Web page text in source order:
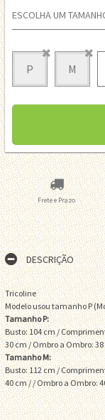
ESCOLHA UM
P M
Frete e Prazo
DESCRIÇÃO
Tricoline
Modelo usou tamanho P
Tamanho P:
Busto: 104 cm /
30 cm / Ombro a Ombro:
Tamanho M:
Busto: 112 cm /
40 cm / / Ombro a Ombro: